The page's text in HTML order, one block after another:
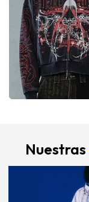
Nuestras